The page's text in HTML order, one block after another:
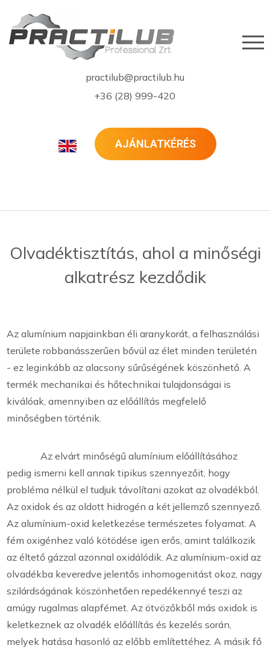
practilub@practilub.hu
+36 (28) 999-420
AJÁNLATKÉRÉS
Olvadéktisztítás, ahol a minőségi
alkatrész kezdődik
Az alumínium napjainkban éli aranykorát, a felhasználási
területe robbanásszerűen bővül az élet minden területén
- ez leginkább az alacsony sűrűségének köszönhető. A
termék mechanikai és hőtechnikai tulajdonságai is
kiválóak, amennyiben az előállítás megfelelő
minőségben történik.
Az elvárt minőségű alumínium előállításához
pedig ismerni kell annak tipikus szennyezőit, hogy
probléma nélkül el tudjuk távolítani azokat az olvadékból.
Az oxidok és az oldott hidrogén a két jellemző szennyező.
Az alumínium-oxid keletkezése természetes folyamat. A
fém oxigénhez való kötödése igen erős, amint találkozik
az éltető gázzal azonnal oxidálódik. Az alumínium-oxid az
olvadékba keveredve jelentős inhomogenitást okoz, nagy
szilárdságának köszönhetően repedékennyé teszi az
amúgy rugalmas alapfémet. Az ötvözőkből más oxidok is
keletkeznek az olvadék előállítás és kezelés során,
melyek hatása hasonló az előbb említettéhez. A másik fő